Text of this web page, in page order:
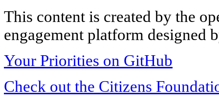
This content is created by the
engagement platform designed
Your Priorities on GitHub
Check out the Citizens